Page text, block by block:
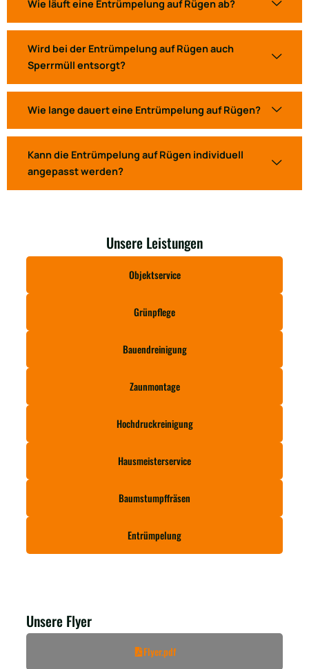
Unsere Leistungen
Objektservice
Grünpflege
Bauendreinigung
Zaunmontage
Hochdruckreinigung
Hausmeisterservice
Baumstumpffräsen
Entrümpelung
Unsere Flyer
Flyer.pdf
Wie läuft eine Entrümpelung auf Rügen ab?
Wird bei der Entrümpelung auf Rügen auch
Sperrmüll entsorgt?
Wie lange dauert eine Entrümpelung auf Rügen?
Kann die Entrümpelung auf Rügen individuell
angepasst werden?